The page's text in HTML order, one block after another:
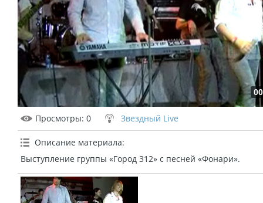
Просмотры: 0 Звездный Live
Описание материала:
Выступление группы «Гoрод 312» с песней «Фонари».